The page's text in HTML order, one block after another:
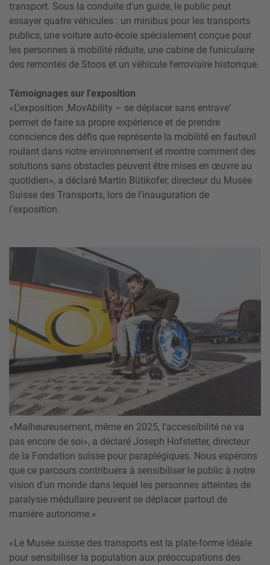
transport. Sous la conduite d'un guide, le public peut
essayer quatre véhicules : un minibus pour les transports
publics, une voiture auto-école spécialement conçue pour
les personnes à mobilité réduite, une cabine de funiculaire
des remontés de Stoos et un véhicule ferroviaire historique.
Témoignages sur l'exposition
«L'exposition ‚MovAbility – se déplacer sans entrave‘
permet de faire sa propre expérience et de prendre
conscience des défis que représente la mobilité en fauteuil
roulant dans notre environnement et montre comment des
solutions sans obstacles peuvent être mises en œuvre au
quotidien», a déclaré Martin Bütikofer, directeur du Musée
Suisse des Transports, lors de l'inauguration de
l'exposition.
«Malheureusement, même en 2025, l'accessibilité ne va
pas encore de soi», a déclaré Joseph Hofstetter, directeur
de la Fondation suisse pour paraplégiques. Nous espérons
que ce parcours contribuera à sensibiliser le public à notre
vision d'un monde dans lequel les personnes atteintes de
paralysie médullaire peuvent se déplacer partout de
manière autonome.»
«Le Musée suisse des transports est la plate-forme idéale
pour sensibiliser la population aux préoccupations des